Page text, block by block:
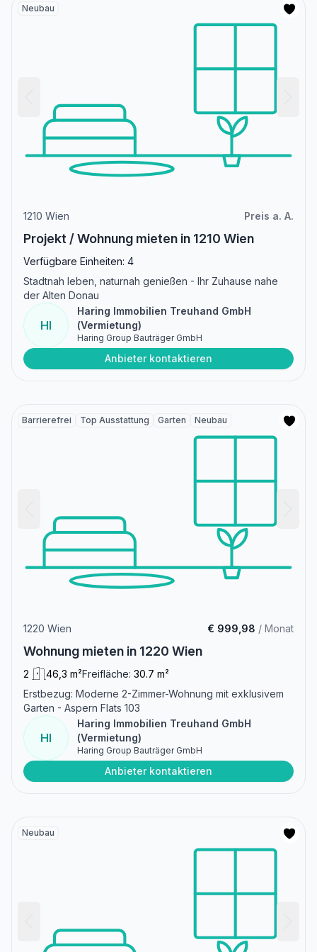
Neubau
1210 Wien Preis a. A.
Projekt / Wohnung mieten in 1210 Wien
Verfügbare Einheiten: 4
Stadtnah leben, naturnah genießen - Ihr Zuhause nahe
der Alten Donau
HI
Haring Immobilien Treuhand GmbH
(Vermietung)
Haring Group Bauträger GmbH
Anbieter kontaktieren
Barrierefrei Top Ausstattung Garten Neubau
1220 Wien € 999,98 / Monat
Wohnung mieten in 1220 Wien
2 46,3 m²Freifläche: 30.7 m²
Erstbezug: Moderne 2-Zimmer-Wohnung mit exklusivem
Garten - Aspern Flats 103
HI
Haring Immobilien Treuhand GmbH
(Vermietung)
Haring Group Bauträger GmbH
Anbieter kontaktieren
Neubau